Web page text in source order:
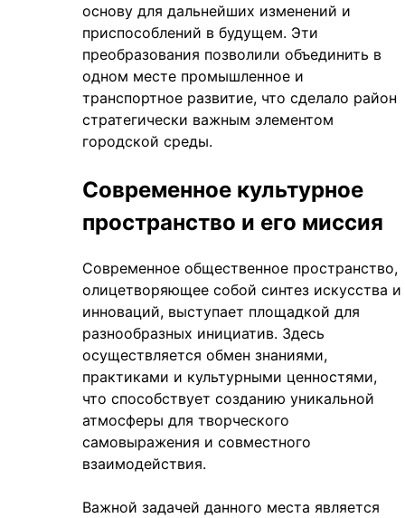
основу для дальнейших изменений и
приспособлений в будущем. Эти
преобразования позволили объединить в
одном месте промышленное и
транспортное развитие, что сделало район
стратегически важным элементом
городской среды.
Современное культурное
пространство и его миссия
Современное общественное пространство,
олицетворяющее собой синтез искусства и
инноваций, выступает площадкой для
разнообразных инициатив. Здесь
осуществляется обмен знаниями,
практиками и культурными ценностями,
что способствует созданию уникальной
атмосферы для творческого
самовыражения и совместного
взаимодействия.
Важной задачей данного места является